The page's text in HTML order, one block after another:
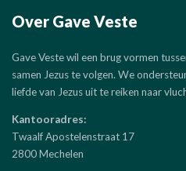
Over Gave Veste
Gave Veste wil een brug vormen
samen Jezus te volgen. We
liefde van Jezus uit te reiken naar
Kantooradres:
Twaalf Apostelenstraat 17
2800 Mechelen